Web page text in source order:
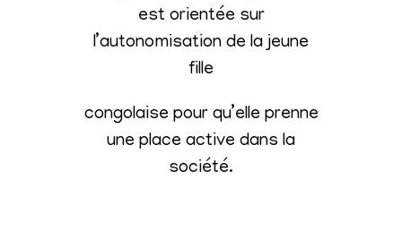
est orientée sur
l’autonomisation de la jeune
fille
congolaise pour qu’elle prenne
une place active dans la
société.